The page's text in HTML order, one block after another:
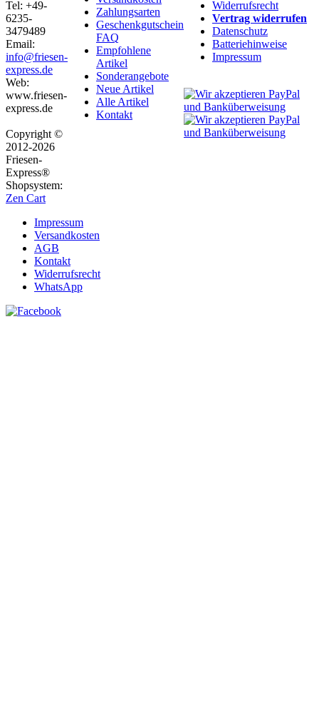
Tel: +49-
6235-
3479489
Email:
info@friesen-
express.de
Web:
www.friesen-
express.de
Copyright ©
2012-2026
Friesen-
Express®
Shopsystem:
Zen Cart
Zahlungsarten
Geschenkgutschein
FAQ
Empfohlene
Artikel
Sonderangebote
Neue Artikel
Alle Artikel
Kontakt
Widerrufsrecht
Vertrag widerrufen
Datenschutz
Batteriehinweise
Impressum
Impressum
Versandkosten
AGB
Kontakt
Widerrufsrecht
WhatsApp